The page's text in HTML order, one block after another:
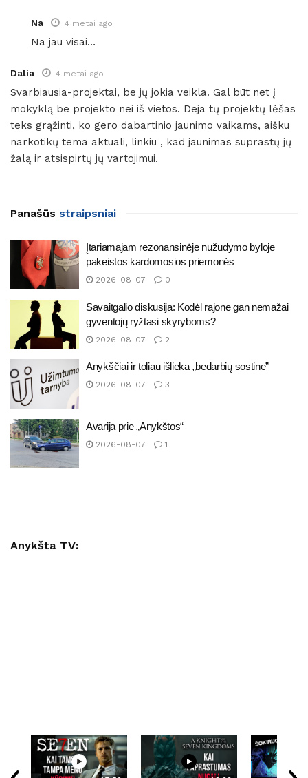
Na 4 metai ago
Na jau visai…
Dalia 4 metai ago
Svarbiausia-projektai, be jų jokia veikla. Gal būt net į
mokyklą be projekto nei iš vietos. Deja tų projektų lėšas
teks grąžinti, ko gero dabartinio jaunimo vaikams, aišku
narkotikų tema aktuali, linkiu , kad jaunimas suprastų jų
žalą ir atsispirtų jų vartojimui.
Panašūs straipsniai
Įtariamajam rezonansinėje nužudymo byloje
pakeistos kardomosios priemonės
2026-08-07 0
Savaitgalio diskusija: Kodėl rajone gan nemažai
gyventojų ryžtasi skyryboms?
2026-08-07 2
Anykščiai ir toliau išlieka „bedarbių sostine”
2026-08-07 3
Avarija prie „Anykštos“
2026-08-07 1
Anykšta TV: